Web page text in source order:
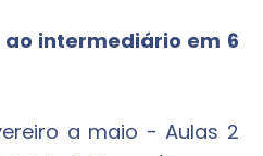
ao intermediário em 6
a maio - Aulas 2